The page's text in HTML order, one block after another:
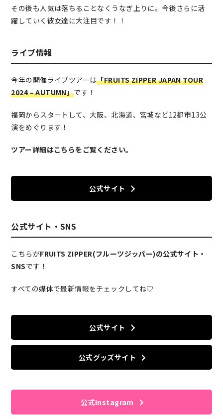
その後も人気は落ちることなくうなぎ上りに。今後さらに活
躍していく彼女達に大注目です！！
ライブ情報
今年の開催ライブツアーは「FRUITS ZIPPER JAPAN TOUR
2024 – AUTUMN」です！
福岡からスタートして、大阪、北海道、宮城など12都市13公
演をめぐります！
ツアー詳細はこちらをご覧ください。
公式サイト
公式サイト・SNS
こちらがFRUITS ZIPPER(フルーツジッパー)の公式サイト・
SNSです！
すべての媒体で最新情報をチェックしてね♡
公式サイト
公式グッズサイト
公式Instagram